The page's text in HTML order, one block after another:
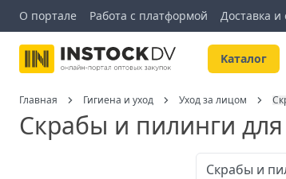
О портале Работа с платформой Доставка и
Kаталог
Главная Гигиена и уход Уход за лицом
Скрабы и пилинги
Скрабы и